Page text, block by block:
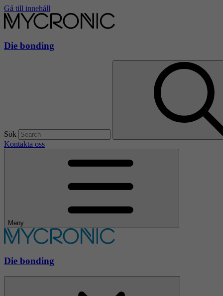
Gå till innehåll
Die bonding
Sök
Kontakta oss
Meny
Die bonding